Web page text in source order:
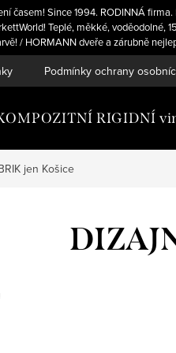
časem! Since 1994. RODINNÁ
Teplé, měkké,
/ HORMANN dveře a zárubně
Podmínky ochrany
RIGIDNÍ
jen Košice